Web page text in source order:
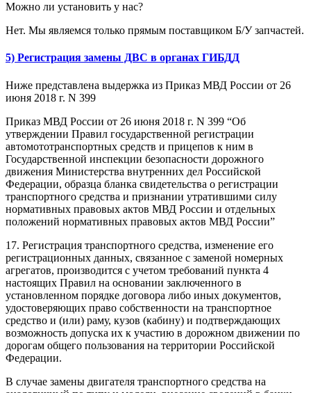
Можно ли установить у нас?
Нет. Мы являемся только прямым поставщиком Б/У запчастей.
5) Регистрация замены ДВС в органах ГИБДД
Ниже представлена выдержка из Приказ МВД России от 26
июня 2018 г. N 399
Приказ МВД России от 26 июня 2018 г. N 399 “Об
утверждении Правил государственной регистрации
автомототранспортных средств и прицепов к ним в
Государственной инспекции безопасности дорожного
движения Министерства внутренних дел Российской
Федерации, образца бланка свидетельства о регистрации
транспортного средства и признании утратившими силу
нормативных правовых актов МВД России и отдельных
положений нормативных правовых актов МВД России”
17. Регистрация транспортного средства, изменение его
регистрационных данных, связанное с заменой номерных
агрегатов, производится с учетом требований пункта 4
настоящих Правил на основании заключенного в
установленном порядке договора либо иных документов,
удостоверяющих право собственности на транспортное
средство и (или) раму, кузов (кабину) и подтверждающих
возможность допуска их к участию в дорожном движении по
дорогам общего пользования на территории Российской
Федерации.
В случае замены двигателя транспортного средства на